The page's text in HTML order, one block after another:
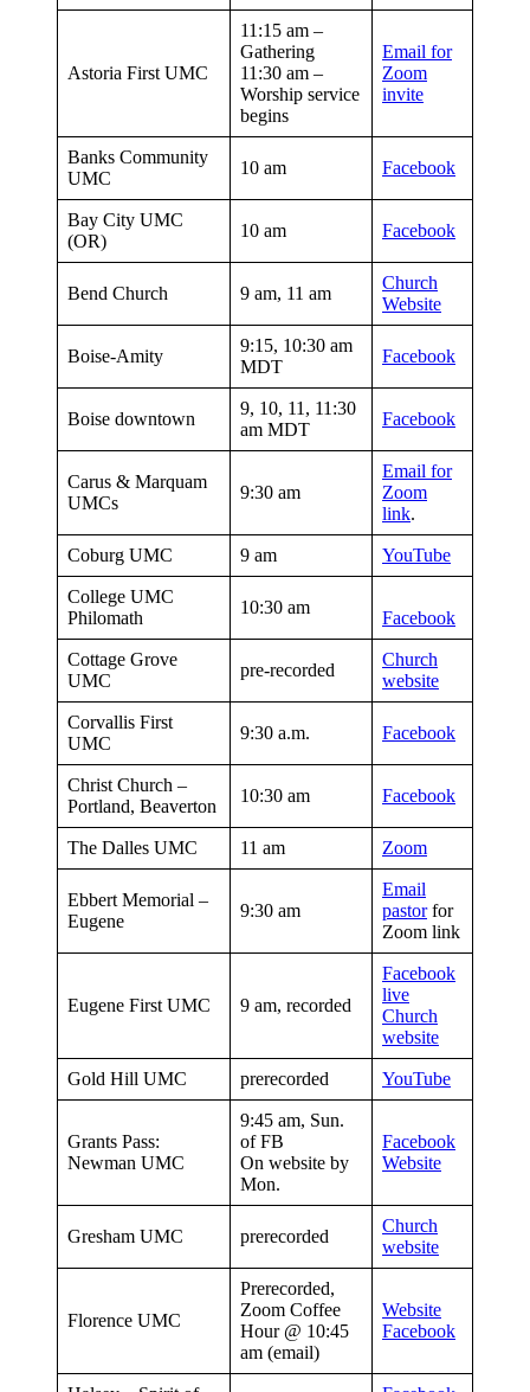
Astoria First UMC
11:15 am –
Gathering
11:30 am –
Worship service
begins
Email for
Zoom
invite
Banks Community
UMC
10 am Facebook
Bay City UMC
(OR)
10 am Facebook
Bend Church 9 am, 11 am
Church
Website
Boise-Amity
9:15, 10:30 am
MDT
Facebook
Boise downtown
9, 10, 11, 11:30
am MDT
Facebook
Carus & Marquam
UMCs
9:30 am
Email for
Zoom
link.
Coburg UMC 9 am YouTube
College UMC
Philomath
10:30 am
Facebook
Cottage Grove
UMC
pre-recorded
Church
website
Corvallis First
UMC
9:30 a.m. Facebook
Christ Church –
Portland, Beaverton
10:30 am Facebook
The Dalles UMC 11 am Zoom
Ebbert Memorial –
Eugene
9:30 am
Email
pastorfor
Zoom link
Eugene First UMC 9 am, recorded
Facebook
live
Church
website
Gold Hill UMC prerecorded YouTube
Grants Pass:
Newman UMC
9:45 am, Sun.
of FB
On website by
Mon.
Facebook
Website
Gresham UMC prerecorded
Church
website
Florence UMC
Prerecorded,
Zoom Coffee
Hour @ 10:45
am (email)
Website
Facebook